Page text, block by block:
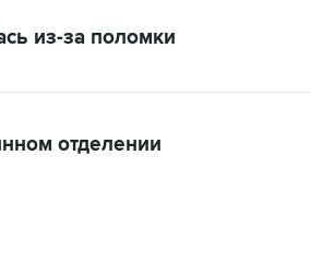
из-за поломки
отделении